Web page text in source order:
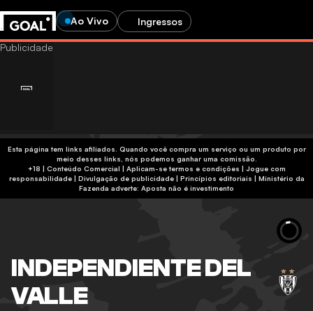
Ao Vivo Ingressos
Esta página tem links afiliados. Quando você compra um serviço ou um produto por
meio desses links, nós podemos ganhar uma comissão.
+18 | Conteúdo Comercial | Aplicam-se termos e condições | Jogue com
responsabilidade| Divulgação de publicidade| Princípios editoriais | Ministério da
Fazenda adverte: Aposta não é investimento
INDEPENDIENTE DEL
VALLE